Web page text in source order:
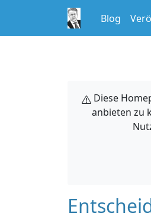
Blog
Diese
anbieten zu